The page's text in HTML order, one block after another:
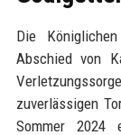
Die
Abschied von
zuverlässigen
Sommer 2024